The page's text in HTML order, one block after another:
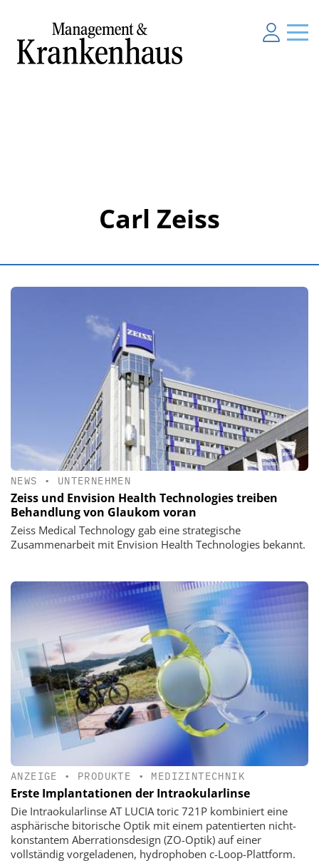
Carl Zeiss
NEWS • UNTERNEHMEN
Zeiss und Envision Health Technologies treiben
Behandlung von Glaukom voran
Zeiss Medical Technology gab eine strategische
Zusammenarbeit mit Envision Health Technologies bekannt.
ANZEIGE • PRODUKTE • MEDIZINTECHNIK
Erste Implantationen der Intraokularlinse
Die Intraokularlinse AT LUCIA toric 721P kombiniert eine
asphärische bitorische Optik mit einem patentierten nicht-
konstantem Aberrationsdesign (ZO-Optik) auf einer
vollständig vorgeladenen, hydrophoben c-Loop-Plattform.